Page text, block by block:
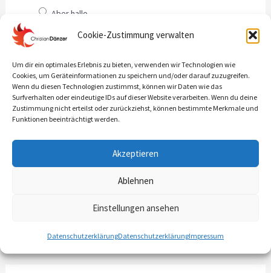
Cookie-Zustimmung verwalten
Um dir ein optimales Erlebnis zu bieten, verwenden wir Technologien wie
Cookies, um Geräteinformationen zu speichern und/oder darauf zuzugreifen.
Wenn du diesen Technologien zustimmst, können wir Daten wie das
Surfverhalten oder eindeutige IDs auf dieser Website verarbeiten. Wenn du deine
Zustimmung nicht erteilst oder zurückziehst, können bestimmte Merkmale und
Funktionen beeinträchtigt werden.
Akzeptieren
Ablehnen
Einstellungen ansehen
DatenschutzerklärungDatenschutzerklärungImpressum
Aber hallo
Nee, ich bleibe in meiner Opferrolle
Willst du das Gedankenkarussell aus
Selbstzweifeln stoppen?